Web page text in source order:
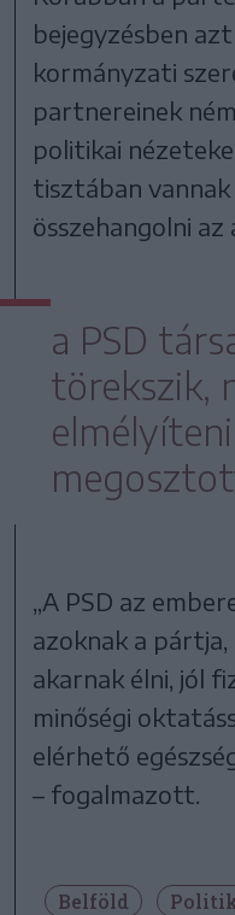
bejegyzésben
kormányzati
partnereinek
politikai
tisztában vannak
összehangolni
a PSD
törekszik,
„A PSD az
azoknak a
akarnak élni, jól
minőségi
elérhető
– fogalmazott.
Belföld